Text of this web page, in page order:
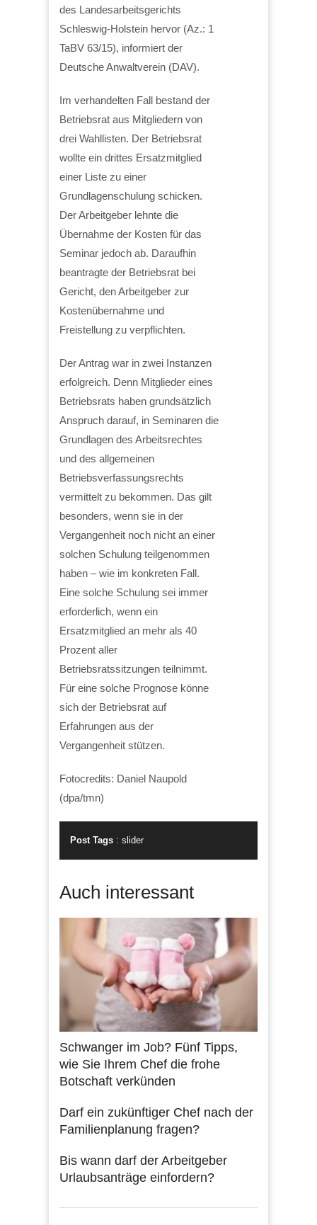
des Landesarbeitsgerichts
Schleswig-Holstein hervor (Az.: 1
TaBV 63/15), informiert der
Deutsche Anwaltverein (DAV).
Im verhandelten Fall bestand der
Betriebsrat aus Mitgliedern von
drei Wahllisten. Der Betriebsrat
wollte ein drittes Ersatzmitglied
einer Liste zu einer
Grundlagenschulung schicken.
Der Arbeitgeber lehnte die
Übernahme der Kosten für das
Seminar jedoch ab. Daraufhin
beantragte der Betriebsrat bei
Gericht, den Arbeitgeber zur
Kostenübernahme und
Freistellung zu verpflichten.
Der Antrag war in zwei Instanzen
erfolgreich. Denn Mitglieder eines
Betriebsrats haben grundsätzlich
Anspruch darauf, in Seminaren die
Grundlagen des Arbeitsrechtes
und des allgemeinen
Betriebsverfassungsrechts
vermittelt zu bekommen. Das gilt
besonders, wenn sie in der
Vergangenheit noch nicht an einer
solchen Schulung teilgenommen
haben – wie im konkreten Fall.
Eine solche Schulung sei immer
erforderlich, wenn ein
Ersatzmitglied an mehr als 40
Prozent aller
Betriebsratssitzungen teilnimmt.
Für eine solche Prognose könne
sich der Betriebsrat auf
Erfahrungen aus der
Vergangenheit stützen.
Fotocredits: Daniel Naupold
(dpa/tmn)
Post Tags : slider
Auch interessant
Schwanger im Job? Fünf Tipps,
wie Sie Ihrem Chef die frohe
Botschaft verkünden
Darf ein zukünftiger Chef nach der
Familienplanung fragen?
Bis wann darf der Arbeitgeber
Urlaubsanträge einfordern?